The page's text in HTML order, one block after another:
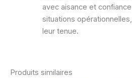
avec aisance et
situations
leur tenue.
Produits similaires